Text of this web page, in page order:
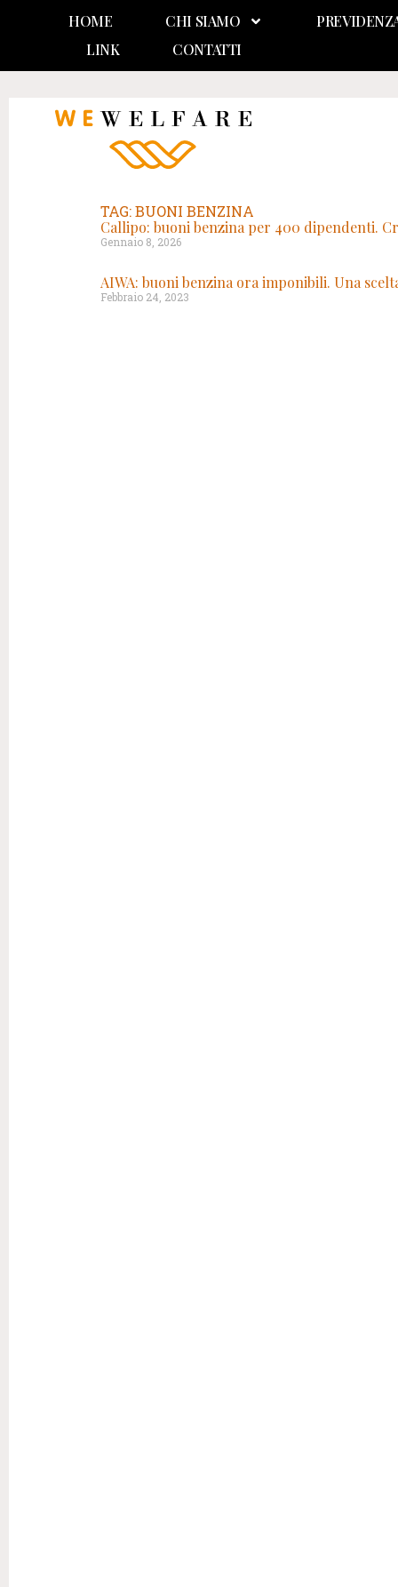
HOME CHI SIAMO
LINK
CONTATTI
TAG: BUONI BENZINA
Callipo: buoni benzina per 400 dipendenti.
Gennaio 8, 2026
AIWA: buoni benzina ora imponibili. Una
Febbraio 24, 2023